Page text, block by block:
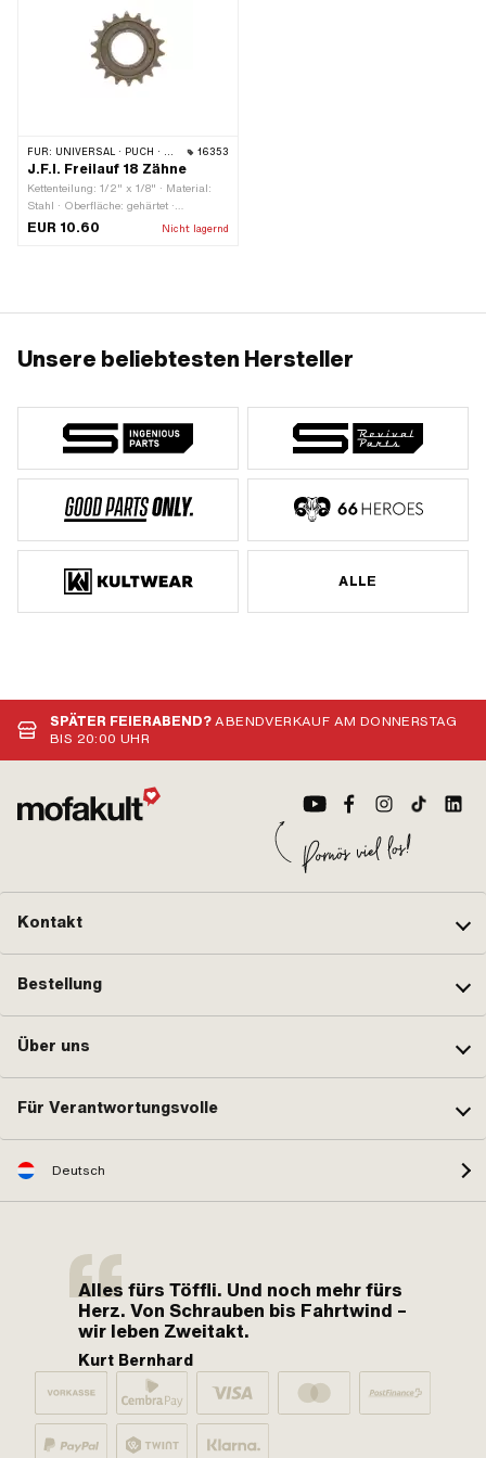
FÜR: UNIVERSAL · PUCH · SACHS · PIAGGIO 16353
J.F.I. Freilauf 18 Zähne
Kettenteilung: 1/2" x 1/8" · Material:
Stahl · Oberfläche: gehärtet ·
Gewindeart: FG34.8 (1.37" 24G) ·
EUR 10.60 Nicht lagernd
Unsere beliebtesten Hersteller
ALLE
SPÄTER FEIERABEND?ABENDVERKAUF AM DONNERSTAG
BIS 20:00 UHR
Kontakt
Bestellung
Über uns
Für Verantwortungsvolle
Deutsch
Alles fürs Töffli. Und noch mehr fürs
Herz. Von Schrauben bis Fahrtwind –
wir leben Zweitakt.
Kurt Bernhard